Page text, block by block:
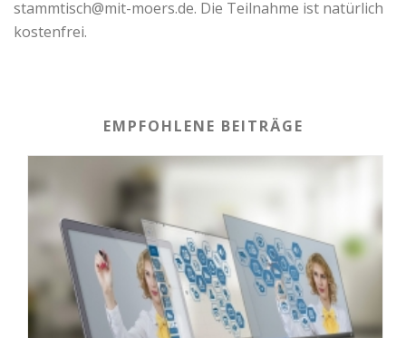
stammtisch@mit-moers.de. Die Teilnahme ist natürlich
kostenfrei.
EMPFOHLENE BEITRÄGE